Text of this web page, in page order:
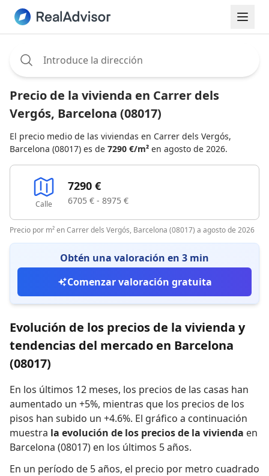
Precio de la vivienda en Carrer dels
Vergós, Barcelona (08017)
El precio medio de las viviendas en Carrer dels Vergós,
Barcelona (08017) es de 7290 €/m² en agosto de 2026.
Calle
7290 €
6705 € - 8975 €
Precio por m² en Carrer dels Vergós, Barcelona (08017) a agosto de 2026
Obtén una valoración en 3 min
Comenzar valoración gratuita
Evolución de los precios de la vivienda y
tendencias del mercado en Barcelona
(08017)
En los últimos 12 meses, los precios de las casas han
aumentado un +5%, mientras que los precios de los
pisos han subido un +4.6%. El gráfico a continuación
muestra la evolución de los precios de la vivienda en
Barcelona (08017) en los últimos 5 años.
En un período de 5 años, el precio por metro cuadrado